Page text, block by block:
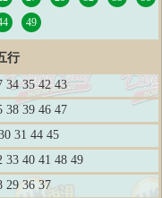
49
行
34 35 42 43
38 39 46 47
31 44 45
33 40 41 48 49
29 36 37